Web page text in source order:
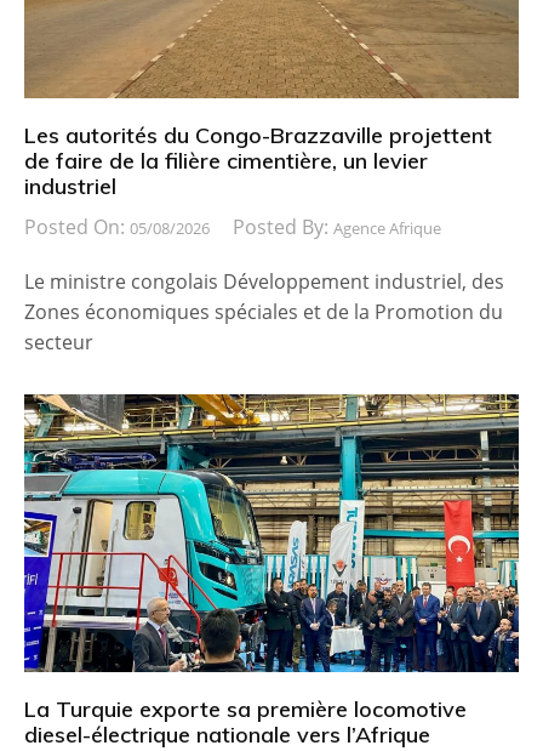
Les autorités du Congo-Brazzaville projettent
de faire de la filière cimentière, un levier
industriel
Posted On: 05/08/2026 Posted By: Agence Afrique
Le ministre congolais Développement industriel, des
Zones économiques spéciales et de la Promotion du
secteur
La Turquie exporte sa première locomotive
diesel-électrique nationale vers l’Afrique